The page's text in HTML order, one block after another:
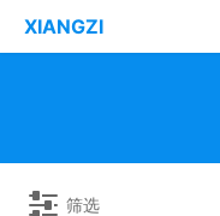
XIANGZI
筛选